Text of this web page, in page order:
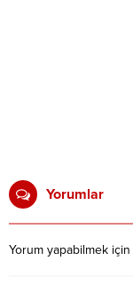
Yorumlar
Yorum yapabilmek için